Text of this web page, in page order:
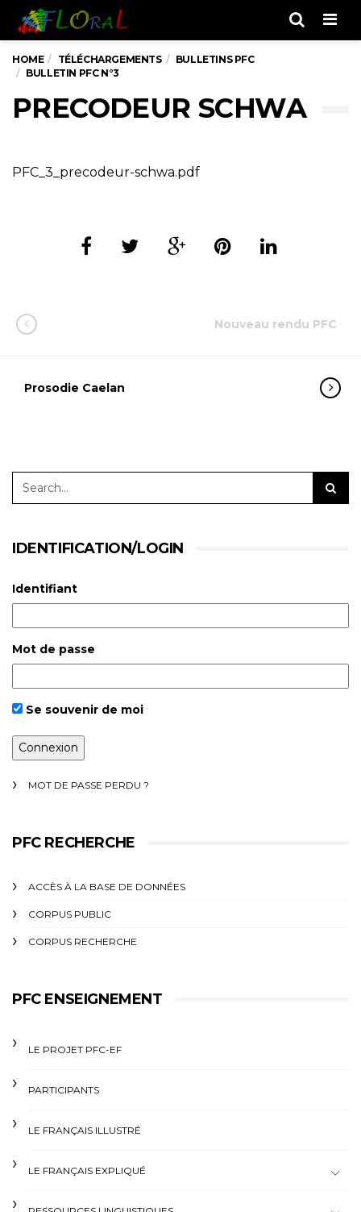
HOME TÉLÉCHARGEMENTS
BULLETINS PFC
BULLETIN PFC N°3
PRECODEUR SCHWA
PFC_3_precodeur-schwa.pdf
Nouveau rendu PFC
Prosodie Caelan
IDENTIFICATION/LOGIN
Identifiant
Mot de passe
Se souvenir de moi
MOT DE PASSE PERDU ?
PFC RECHERCHE
ACCÈS À LA BASE DE DONNÉES
CORPUS PUBLIC
CORPUS RECHERCHE
PFC ENSEIGNEMENT
LE PROJET PFC-EF
PARTICIPANTS
LE FRANÇAIS ILLUSTRÉ
LE FRANÇAIS EXPLIQUÉ